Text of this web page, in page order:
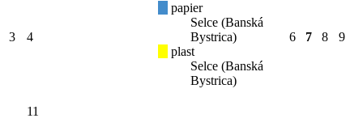
3 4
papier
Selce (Banská
Bystrica)
plast
Selce (Banská
Bystrica)
6 7 8 9
11